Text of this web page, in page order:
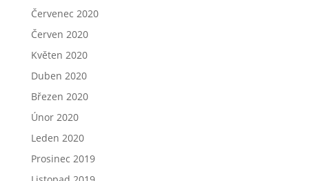
Červenec 2020
Červen 2020
Květen 2020
Duben 2020
Březen 2020
Únor 2020
Leden 2020
Prosinec 2019